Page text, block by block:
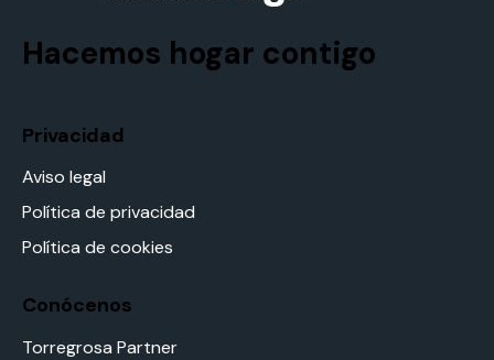
Hacemos hogar contigo
Privacidad
Aviso legal
Política de privacidad
Política de cookies
Conócenos
Torregrosa Partner